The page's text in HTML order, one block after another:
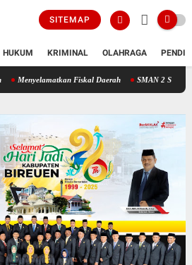
SITEMAP
HUKUM KRIMINAL OLAHRAGA
Menyelamatkan Fiskal Daerah SMAN 2 Samalanga